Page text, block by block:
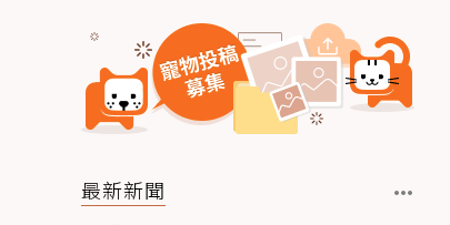
最新新聞